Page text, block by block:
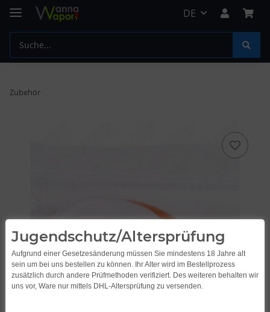
DE
Zubehör
Jugendschutz/Altersprüfung
Aufgrund einer Gesetzesänderung müssen Sie mindestens 18 Jahre alt
sein um bei uns bestellen zu können. Ihr Alter wird im Bestellprozess
zusätzlich durch andere Prüfmethoden verifiziert. Des weiteren behalten wir
uns vor, Ware nur mittels DHL-Altersprüfung zu versenden.